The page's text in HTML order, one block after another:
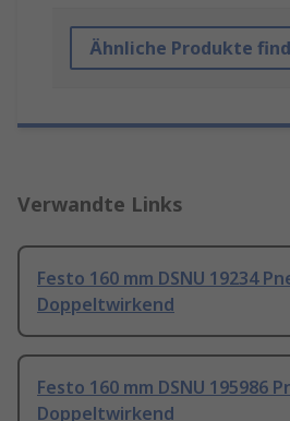
Ähnliche Produkte
Verwandte Links
Festo 160 mm DSNU 19234
Doppeltwirkend
Festo 160 mm DSNU 195986
Doppeltwirkend